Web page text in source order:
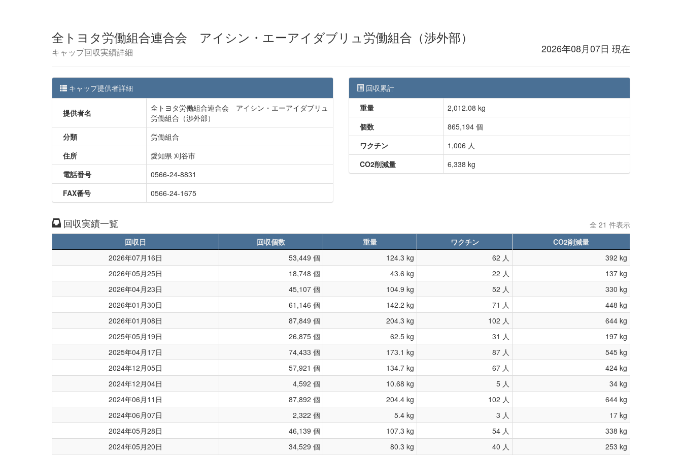
全トヨタ労働組合連合会 アイシン・エーアイダブリュ労働組合（渉外部）
キャップ回収実績詳細 2026年08月07日 現在
キャップ提供者詳細
提供者名
全トヨタ労働組合連合会 アイシン・エーアイダブリュ
労働組合（渉外部）
分類
労働組合
住所
愛知県 刈谷市
電話番号
0566-24-8831
FAX番号
0566-24-1675
回収累計
重量
2,012.08 kg
個数
865,194 個
ワクチン
1,006 人
CO2削減量
6,338 kg
回収実績一覧 全 21 件表示
回収日 回収個数 重量 ワクチン
CO2削減量
2026年07月16日
53,449 個 124.3 kg 62 人
392 kg
2026年05月25日
18,748 個 43.6 kg 22 人
137 kg
2026年04月23日
45,107 個 104.9 kg 52 人
330 kg
2026年01月30日
61,146 個 142.2 kg 71 人
448 kg
2026年01月08日
87,849 個 204.3 kg 102 人
644 kg
2025年05月19日
26,875 個 62.5 kg 31 人
197 kg
2025年04月17日
74,433 個 173.1 kg 87 人
545 kg
2024年12月05日
57,921 個 134.7 kg 67 人
424 kg
2024年12月04日
4,592 個 10.68 kg 5 人
34 kg
2024年06月11日
87,892 個 204.4 kg 102 人
644 kg
2024年06月07日
2,322 個 5.4 kg 3 人
17 kg
2024年05月28日
46,139 個 107.3 kg 54 人
338 kg
2024年05月20日
34,529 個 80.3 kg 40 人 253 kg